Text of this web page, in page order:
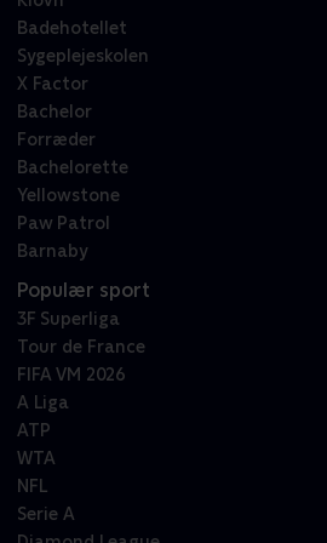
Badehotellet
Sygeplejeskolen
X Factor
Bachelor
Forræder
Bachelorette
Yellowstone
Paw Patrol
Barnaby
Populær sport
3F Superliga
Tour de France
FIFA VM 2026
A Liga
ATP
WTA
NFL
Serie A